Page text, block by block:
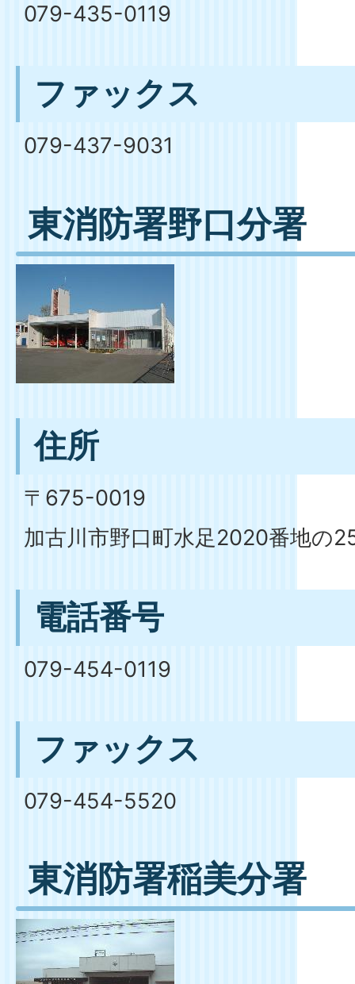
079-435-0119
ファックス
079-437-9031
東消防署野口分署
住所
〒675-0019
加古川市野口町水足2020番地の
電話番号
079-454-0119
ファックス
079-454-5520
東消防署稲美分署